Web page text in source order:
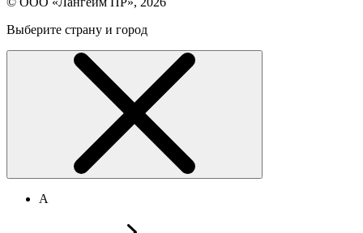
Выберите страну и город
А